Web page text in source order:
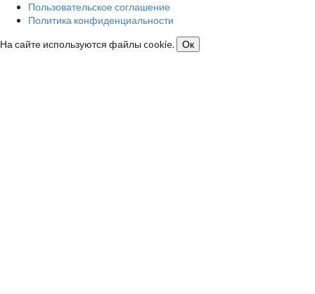
Пользовательское соглашение
Политика конфиденциальности
На сайте используются файлы cookie.
Ок